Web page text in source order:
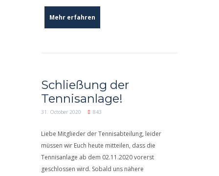
Mehr erfahren
Schließung der
Tennisanlage!
31. October 2020 843
Liebe Mitglieder der Tennisabteilung, leider
müssen wir Euch heute mitteilen, dass die
Tennisanlage ab dem 02.11.2020 vorerst
geschlossen wird. Sobald uns nähere